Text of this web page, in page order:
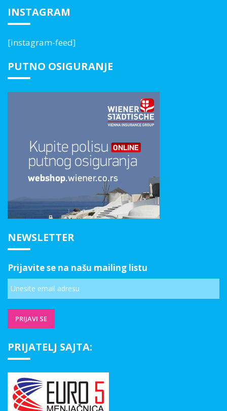
INSTAGRAM
[instagram-feed]
PUTNO OSIGURANJE
NEWSLETTER
Prijavite se na našu mailing listu
PRIJATELJ SAJTA: